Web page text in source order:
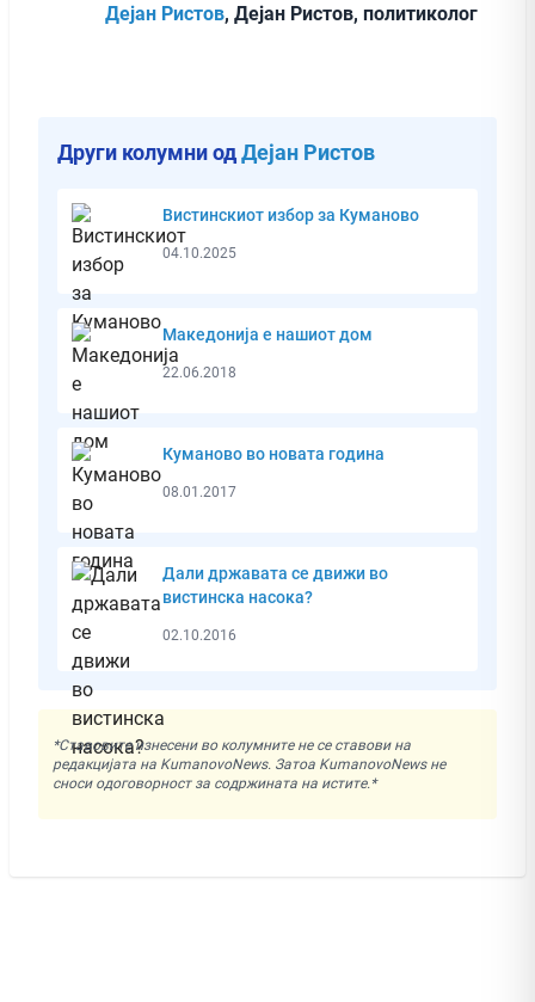
Дејан Ристов, Дејан Ристов, политиколог
Други колумни одДејан Ристов
Вистинскиот избор за Куманово
04.10.2025
Македонија е нашиот дом
22.06.2018
Куманово во новата година
08.01.2017
Дали државата се движи во
вистинска насока?
02.10.2016
*Ставовите изнесени во колумните не се ставови на
редакцијата на KumanovoNews. Затоа KumanovoNews не
сноси одоговорност за содржината на истите.*